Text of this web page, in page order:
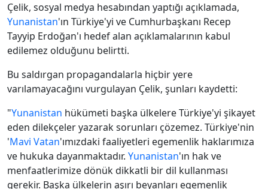
Çelik, sosyal medya hesabından yaptığı açıklamada,
Yunanistan'ın Türkiye'yi ve Cumhurbaşkanı Recep
Tayyip Erdoğan'ı hedef alan açıklamalarının kabul
edilemez olduğunu belirtti.
Bu saldırgan propagandalarla hiçbir yere
varılamayacağını vurgulayan Çelik, şunları kaydetti:
"Yunanistan hükümeti başka ülkelere Türkiye'yi şikayet
eden dilekçeler yazarak sorunları çözemez. Türkiye'nin
'Mavi Vatan'ımızdaki faaliyetleri egemenlik haklarımıza
ve hukuka dayanmaktadır. Yunanistan'ın hak ve
menfaatlerimize dönük dikkatli bir dil kullanması
gerekir. Başka ülkelerin aşırı beyanları egemenlik